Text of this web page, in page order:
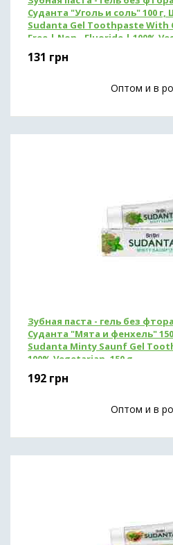
Суданта "Уголь и соль" 100
Sudanta Gel Toothpaste With
Free | Non - Fluoride | 100%
131 грн
Оптом и в
Зубная паста - гель без
Суданта "Мята и фенхель"
Sudanta Minty Saunf Gel
100% Vegetarian, 150 g
192 грн
Оптом и в